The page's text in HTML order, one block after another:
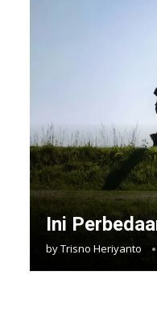
Ini
byTrisno Heriyanto